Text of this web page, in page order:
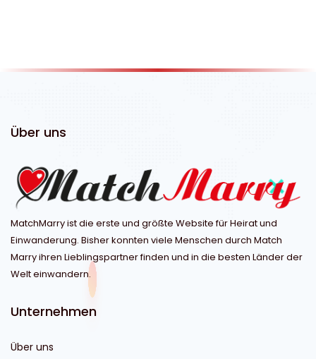
Über uns
MatchMarry ist die erste und größte Website für Heirat und
Einwanderung. Bisher konnten viele Menschen durch Match
Marry ihren Lieblingspartner finden und in die besten Länder der
Welt einwandern.
Unternehmen
Über uns